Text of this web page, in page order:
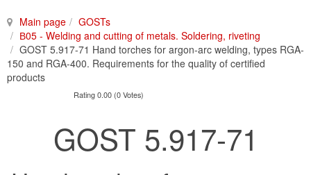
Main page
GOSTs
В05 - Welding and cutting of metals. Soldering, riveting
GOST 5.917-71 Hand torches for argon-arc welding, types RGA-
150 and RGA-400. Requirements for the quality of certified
products
Rating 0.00 (0 Votes)
GOST 5.917-71